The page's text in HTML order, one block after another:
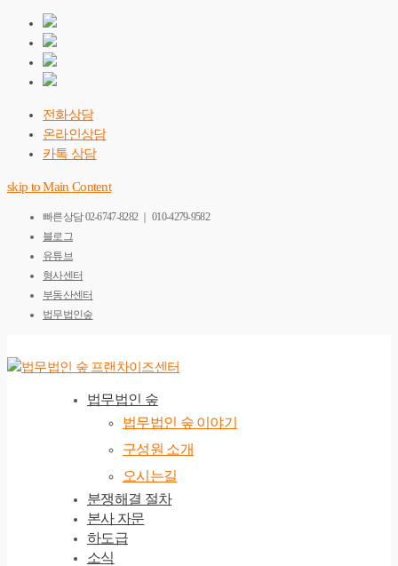
전화상담
온라인상담
카톡 상담
skip to Main Content
빠른상담02-6747-8282 ｜ 010-4279-9582
블로그
유튜브
형사센터
부동산센터
법무법인숲
법무법인 숲
법무법인 숲 이야기
구성원 소개
오시는길
분쟁해결 절차
본사 자문
하도급
소식